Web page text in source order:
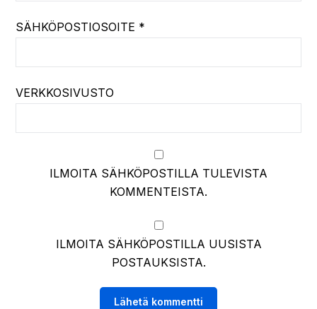
SÄHKÖPOSTIOSOITE *
VERKKOSIVUSTO
ILMOITA SÄHKÖPOSTILLA TULEVISTA
KOMMENTEISTA.
ILMOITA SÄHKÖPOSTILLA UUSISTA
POSTAUKSISTA.